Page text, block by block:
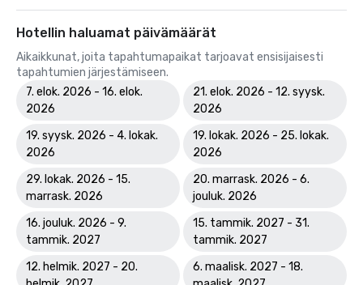
Hotellin haluamat päivämäärät
Aikaikkunat, joita tapahtumapaikat tarjoavat ensisijaisesti
tapahtumien järjestämiseen.
7. elok. 2026 - 16. elok.
2026
21. elok. 2026 - 12. syysk.
2026
19. syysk. 2026 - 4. lokak.
2026
19. lokak. 2026 - 25. lokak.
2026
29. lokak. 2026 - 15.
marrask. 2026
20. marrask. 2026 - 6.
jouluk. 2026
16. jouluk. 2026 - 9.
tammik. 2027
15. tammik. 2027 - 31.
tammik. 2027
12. helmik. 2027 - 20.
6. maalisk. 2027 - 18.